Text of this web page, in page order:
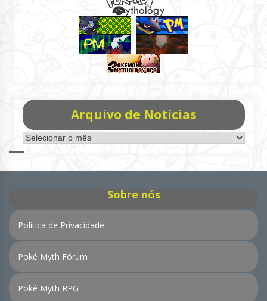
Arquivo de Notícias
Arquivo
de
Sobre nós
Política de Privacidade
Poké Myth Fórum
Poké Myth RPG